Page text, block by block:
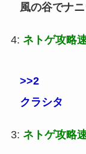
風の谷でナ
4: ネトゲ攻略
>>2
クラシタ
3: ネトゲ攻略